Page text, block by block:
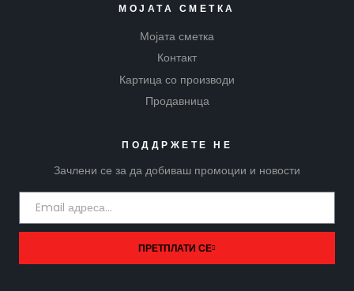
МОЈАТА СМЕТКА
Мојата сметка
Контакт
Картица со производи
Продавница
ПОДДРЖЕТЕ НЕ
Зачлени се за да добиваш промоции и новости
ПРЕТПЛАТИ СЕ